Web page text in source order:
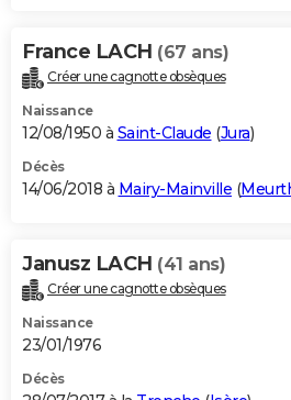
France LACH (67 ans)
Créer une cagnotte obsèques
Naissance
12/08/1950 à Saint-Claude (Jura)
Décès
14/06/2018 à Mairy-Mainville (
Janusz LACH (41 ans)
Créer une cagnotte obsèques
Naissance
23/01/1976
Décès